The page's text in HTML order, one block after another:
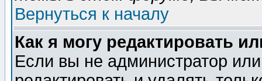
Вернуться к началу
Как я могу редактировать
Если вы не администратор